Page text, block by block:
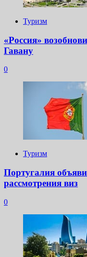
Туризм
«Россия»
Гавану
0
Туризм
Португалия
рассмотрения виз
0